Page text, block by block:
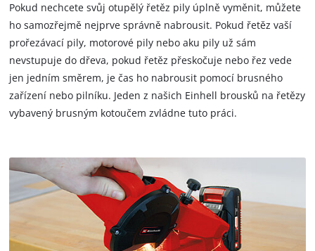
Pokud nechcete svůj otupělý řetěz pily úplně vyměnit, můžete
ho samozřejmě nejprve správně nabrousit. Pokud řetěz vaší
prořezávací pily, motorové pily nebo aku pily už sám
nevstupuje do dřeva, pokud řetěz přeskočuje nebo řez vede
jen jedním směrem, je čas ho nabrousit pomocí brusného
zařízení nebo pilníku. Jeden z našich Einhell brousků na řetězy
vybavený brusným kotoučem zvládne tuto práci.